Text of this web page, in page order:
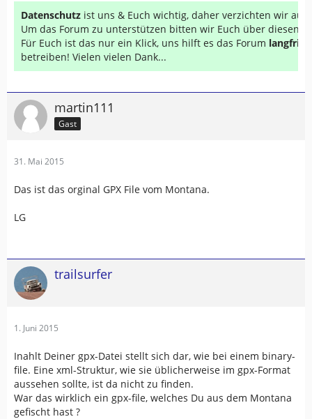
Datenschutz ist uns & Euch wichtig, daher verzichten wir auf
Um das Forum zu unterstützen bitten wir Euch über diesen
Für Euch ist das nur ein Klick, uns hilft es das Forum
betreiben! Vielen vielen Dank...
martin111
Gast
31. Mai 2015
Das ist das orginal GPX File vom Montana.
LG
trailsurfer
1. Juni 2015
Inahlt Deiner gpx-Datei stellt sich dar, wie bei einem binary-
file. Eine xml-Struktur, wie sie üblicherweise im gpx-Format
aussehen sollte, ist da nicht zu finden.
War das wirklich ein gpx-file, welches Du aus dem Montana
gefischt hast ?